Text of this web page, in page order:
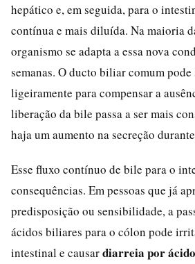
hepático e, em seguida, para o
contínua e mais diluída. Na maioria
organismo se adapta a essa nova
semanas. O ducto biliar comum
ligeiramente para compensar a
liberação da bile passa a ser mais
haja um aumento na secreção
Esse fluxo contínuo de bile para o
consequências. Em pessoas que já
predisposição ou sensibilidade, a
ácidos biliares para o cólon pode
intestinal e causardiarreia por